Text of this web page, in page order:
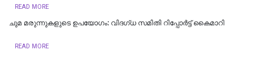
READ MORE
ചുമ മരുന്നുകളുടെ ഉപയോഗം: വിദഗ്ധ സമിതി റിപ്പോർട്ട് കൈമാറി
READ MORE